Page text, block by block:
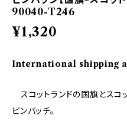
90040-T246
¥1,320
International shipping
スコットランドの国旗とスコ
ピンバッチ。